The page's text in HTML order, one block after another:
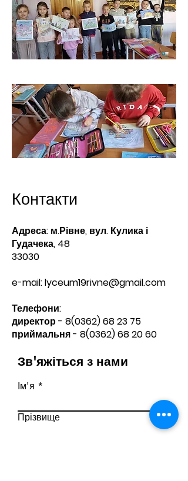
Контакти
Адреса: м.Рівне, вул. Кулика і
Гудачека, 48
33030
e-mail:lyceum19rivne@gmail.com
Телефони:​
директор - 8(0362) 68 23 75
приймальня - 8(0362) 68 20 60
Зв'яжіться з нами
Ім'я
Прізвище